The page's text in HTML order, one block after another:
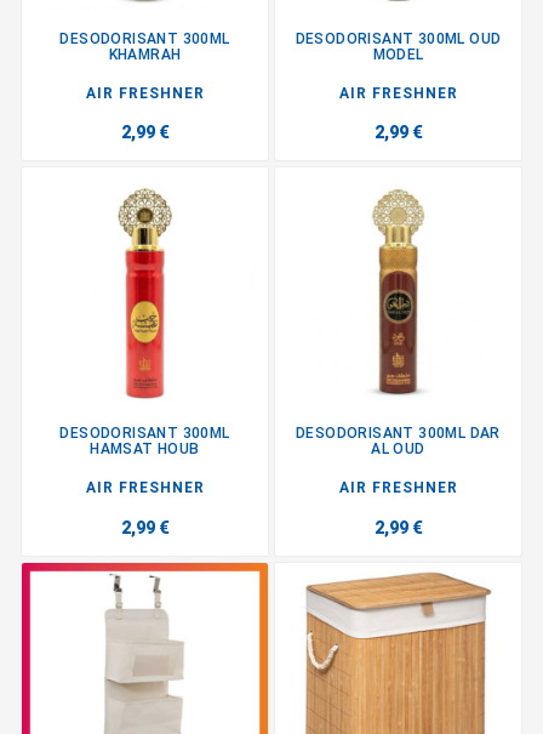
DESODORISANT 300ML
KHAMRAH
AIR FRESHNER
2,99 €
DESODORISANT 300ML OUD
MODEL
AIR FRESHNER
2,99 €
DESODORISANT 300ML
HAMSAT HOUB
AIR FRESHNER
2,99 €
DESODORISANT 300ML DAR
AL OUD
AIR FRESHNER
2,99 €